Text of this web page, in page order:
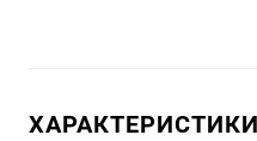
ХАРАКТЕРИСТИКИ